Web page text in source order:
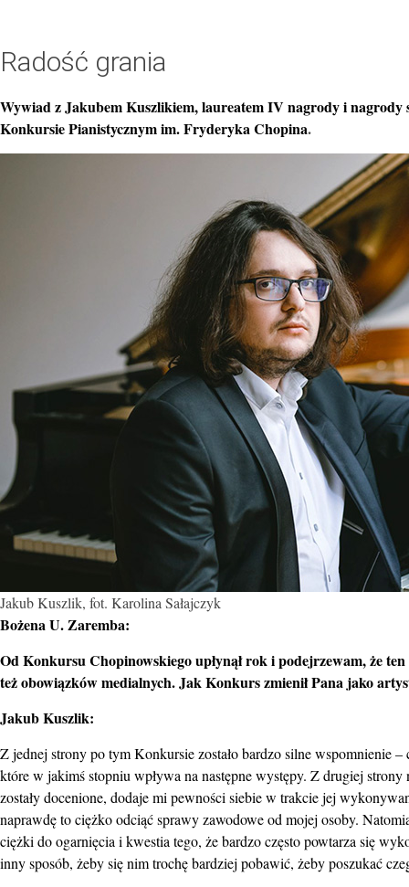
Radość grania
Wywiad z Jakubem Kuszlikiem, laureatem IV nagrody i
Konkursie Pianistycznym im. Fryderyka Chopina.
Jakub Kuszlik, fot. Karolina Sałajczyk
Bożena U. Zaremba:
Od Konkursu Chopinowskiego upłynął rok i podejrzewam, że
też obowiązków medialnych. Jak Konkurs zmienił Pana jako
Jakub Kuszlik:
Z jednej strony po tym Konkursie zostało bardzo silne wspomnienie
które w jakimś stopniu wpływa na następne występy. Z drugiej
zostały docenione, dodaje mi pewności siebie w trakcie jej
naprawdę to ciężko odciąć sprawy zawodowe od mojej osoby.
ciężki do ogarnięcia i kwestia tego, że bardzo często powtarza się
inny sposób, żeby się nim trochę bardziej pobawić, żeby poszukać